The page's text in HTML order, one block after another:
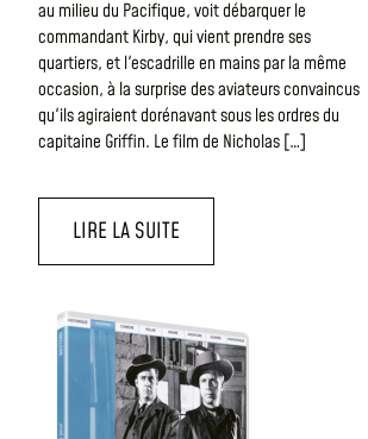
au milieu du Pacifique, voit débarquer le
commandant Kirby, qui vient prendre ses
quartiers, et l'escadrille en mains par la même
occasion, à la surprise des aviateurs convaincus
qu'ils agiraient dorénavant sous les ordres du
capitaine Griffin. Le film de Nicholas […]
LIRE LA SUITE